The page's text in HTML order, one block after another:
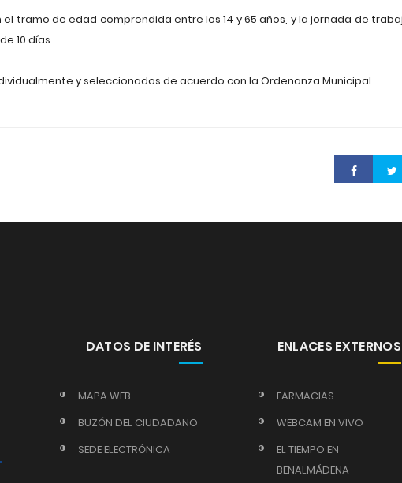
tramo de edad comprendida entre los 14 y 65 años, y la jornada de
10 días.
y seleccionados de acuerdo con la Ordenanza Municipal.
DATOS DE INTERÉS
MAPA WEB
BUZÓN DEL CIUDADANO
SEDE ELECTRÓNICA
ENLACES EXTERNOS
FARMACIAS
WEBCAM EN VIVO
EL TIEMPO EN
BENALMÁDENA